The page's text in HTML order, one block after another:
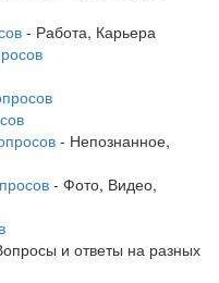
- Работа, Карьера
- Непознанное,
- Фото, Видео,
и ответы на разных